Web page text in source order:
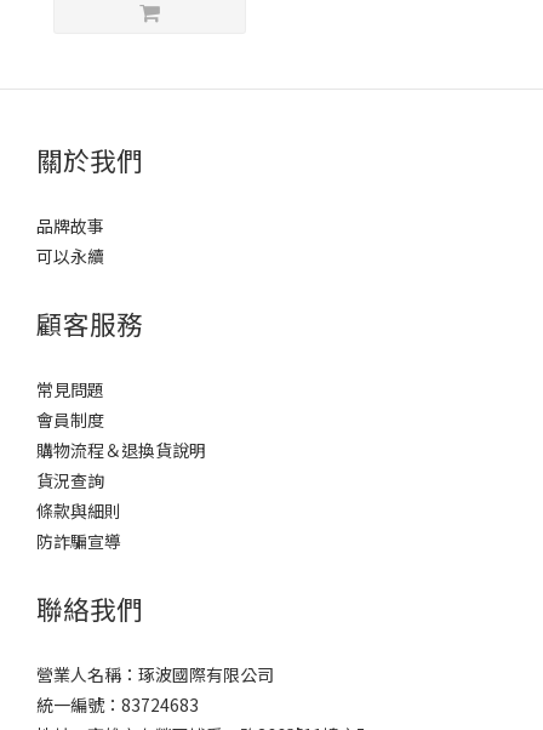
關於我們
品牌故事
可以永續
顧客服務
常見問題
會員制度
購物流程＆退換貨說明
貨況查詢
條款與細則
防詐騙宣導
聯絡我們
營業人名稱：琢波國際有限公司
統一編號：83724683